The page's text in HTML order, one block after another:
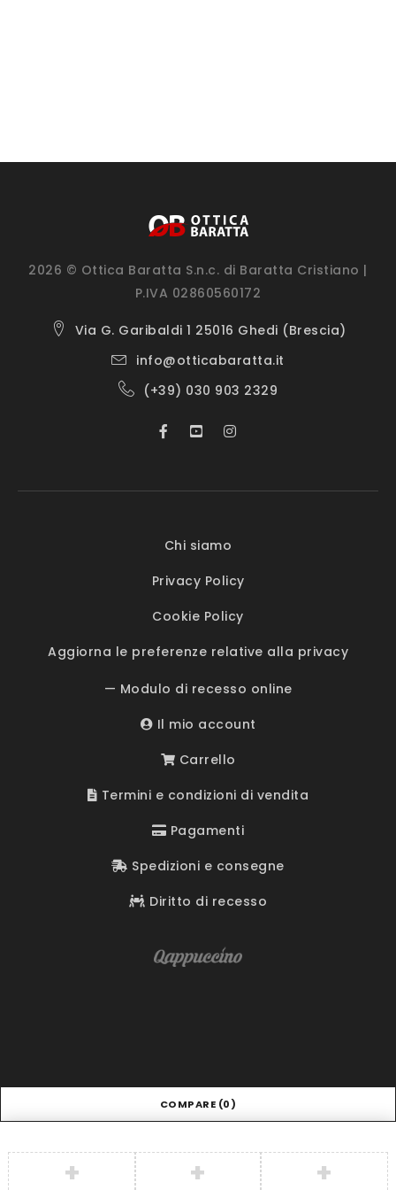
2026 © Ottica Baratta S.n.c. di Baratta Cristiano |
P.IVA 02860560172
Via G. Garibaldi 1 25016 Ghedi (Brescia)
info@otticabaratta.it
(+39) 030 903 2329
Chi siamo
Privacy Policy
Cookie Policy
Aggiorna le preferenze relative alla privacy
— Modulo di recesso online
Il mio account
Carrello
Termini e condizioni di vendita
Pagamenti
Spedizioni e consegne
Diritto di recesso
COMPARE (0)